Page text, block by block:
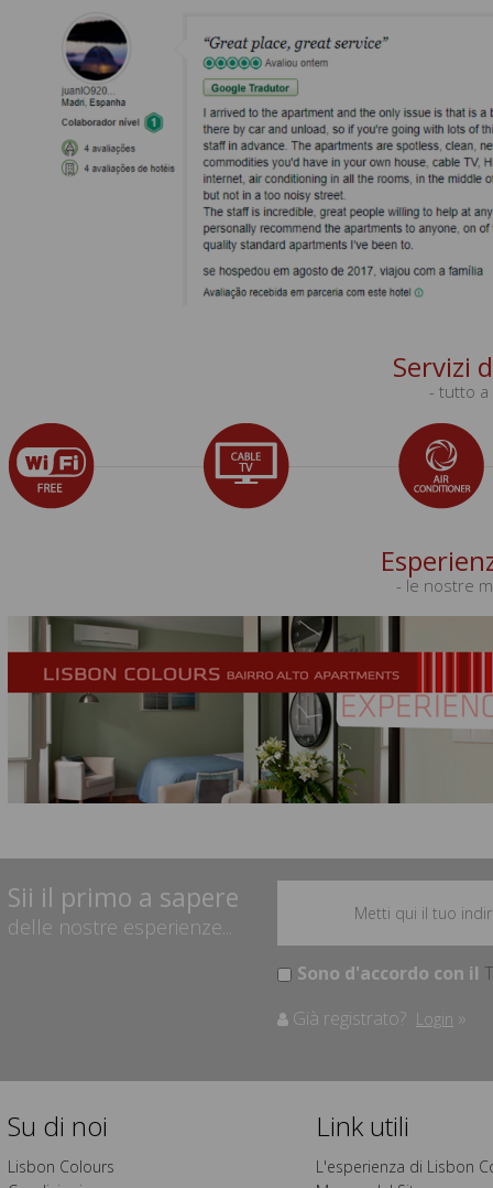
Servizi
- tutto a
- le nostre
Sii il primo a sapere
delle nostre esperienze...
Sono d'accordo con il
Già registrato? Login »
Su di noi
Lisbon Colours
Link utili
L'esperienza di Lisbon